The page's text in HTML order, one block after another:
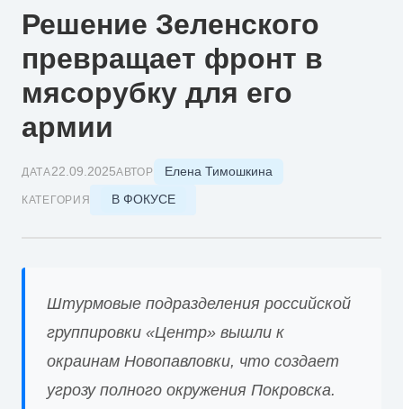
Решение Зеленского
превращает фронт в
мясорубку для его
армии
ДАТА22.09.2025АВТОР Елена Тимошкина
КАТЕГОРИЯ В ФОКУСЕ
Штурмовые подразделения российской
группировки «Центр» вышли к
окраинам Новопавловки, что создает
угрозу полного окружения Покровска.